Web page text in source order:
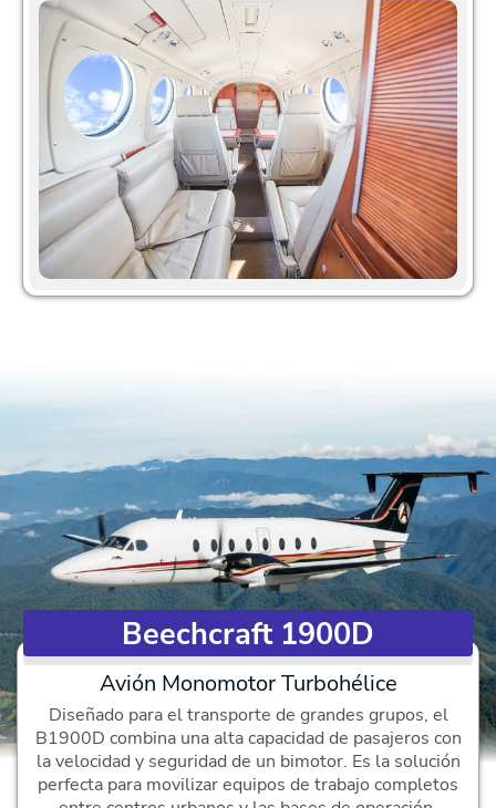
Beechcraft 1900D
Avión Monomotor Turbohélice
Diseñado para el transporte de grandes grupos, el
B1900D combina una alta capacidad de pasajeros con
la velocidad y seguridad de un bimotor. Es la solución
perfecta para movilizar equipos de trabajo completos